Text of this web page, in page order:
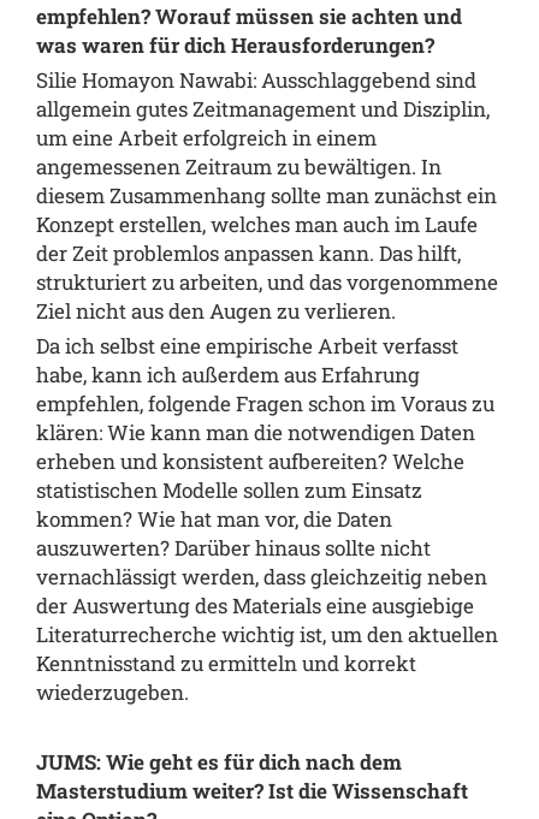
empfehlen? Worauf müssen sie achten und
was waren für dich Herausforderungen?
Silie Homayon Nawabi: Ausschlaggebend sind
allgemein gutes Zeitmanagement und Disziplin,
um eine Arbeit erfolgreich in einem
angemessenen Zeitraum zu bewältigen. In
diesem Zusammenhang sollte man zunächst ein
Konzept erstellen, welches man auch im Laufe
der Zeit problemlos anpassen kann. Das hilft,
strukturiert zu arbeiten, und das vorgenommene
Ziel nicht aus den Augen zu verlieren.
Da ich selbst eine empirische Arbeit verfasst
habe, kann ich außerdem aus Erfahrung
empfehlen, folgende Fragen schon im Voraus zu
klären: Wie kann man die notwendigen Daten
erheben und konsistent aufbereiten? Welche
statistischen Modelle sollen zum Einsatz
kommen? Wie hat man vor, die Daten
auszuwerten? Darüber hinaus sollte nicht
vernachlässigt werden, dass gleichzeitig neben
der Auswertung des Materials eine ausgiebige
Literaturrecherche wichtig ist, um den aktuellen
Kenntnisstand zu ermitteln und korrekt
wiederzugeben.
JUMS: Wie geht es für dich nach dem
Masterstudium weiter? Ist die Wissenschaft